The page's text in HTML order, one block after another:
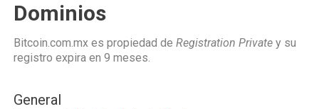
Dominios
Bitcoin.com.mx es propiedad de Registration Private y su
registro expira en 9 meses.
General